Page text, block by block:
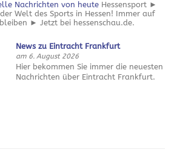
Nachrichten von heute Hessensport ►
Welt des Sports in Hessen! Immer auf
► Jetzt bei hessenschau.de.
News zu Eintracht Frankfurt
am 6. August 2026
Hier bekommen Sie immer die neuesten
Nachrichten über Eintracht Frankfurt.